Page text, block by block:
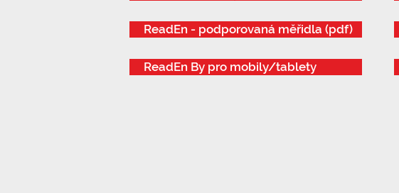
ReadEn - podporovaná měřidla (pdf)
ReadEn By pro mobily/tablety